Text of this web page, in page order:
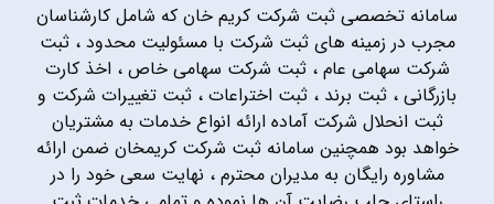
سامانه تخصصی ثبت شرکت کریم خان که شامل کارشناسان
مجرب در زمینه های ثبت شرکت با مسئولیت محدود ، ثبت
شرکت سهامی عام ، ثبت شرکت سهامی خاص ، اخذ کارت
بازرگانی ، ثبت برند ، ثبت اختراعات ، ثبت تغییرات شرکت و
ثبت انحلال شرکت آماده ارائه انواع خدمات به مشتریان
خواهد بود همچنین سامانه ثبت شرکت کریمخان ضمن ارائه
مشاوره رایگان به مدیران محترم ، نهایت سعی خود را در